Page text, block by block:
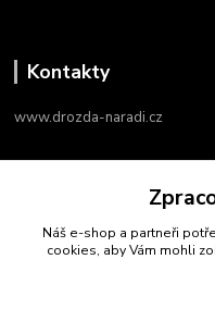
Kontakty
www.drozda-naradi.cz
info@drozda-naradi.cz
Náš e-shop a partneři
cookies, aby Vám mohli